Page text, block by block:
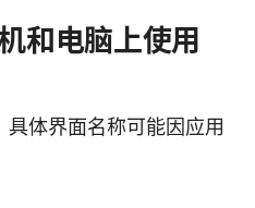
和电脑上使用
体界面名称可能因应用